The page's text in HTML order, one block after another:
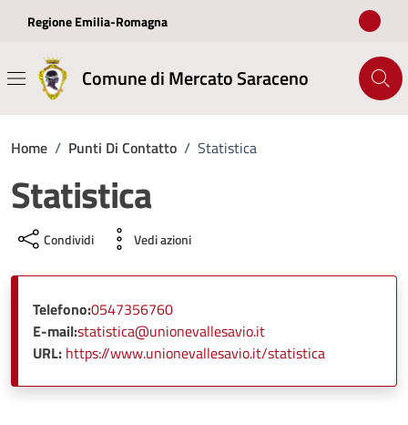
Regione Emilia-Romagna
Comune di Mercato Saraceno
Home / Punti Di Contatto / Statistica
Statistica
Condividi Vedi azioni
Telefono:0547356760
E-mail:statistica@unionevallesavio.it
URL: https://www.unionevallesavio.it/statistica